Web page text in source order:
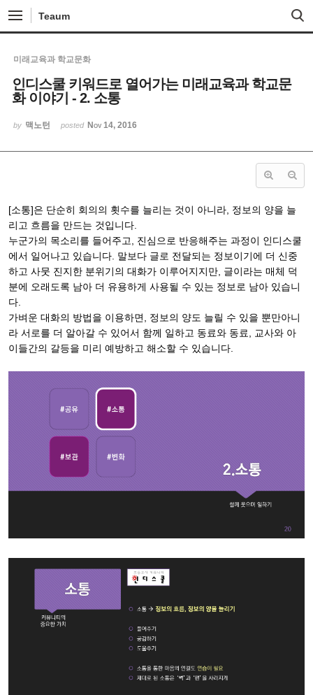
Teaum
미래교육과 학교문화
인디스쿨 키워드로 열어가는 미래교육과 학교문
화 이야기 - 2. 소통
by 맥노턴 posted Nov 14, 2016
[소통]은 단순히 회의의 횟수를 늘리는 것이 아니라, 정보의 양을 늘
리고 흐름을 만드는 것입니다.
누군가의 목소리를 들어주고, 진심으로 반응해주는 과정이 인디스쿨
에서 일어나고 있습니다. 말보다 글로 전달되는 정보이기에 더 신중
하고 사뭇 진지한 분위기의 대화가 이루어지지만, 글이라는 매체 덕
분에 오래도록 남아 더 유용하게 사용될 수 있는 정보로 남아 있습니
다.
가벼운 대화의 방법을 이용하면, 정보의 양도 늘릴 수 있을 뿐만아니
라 서로를 더 알아갈 수 있어서 함께 일하고 동료와 동료, 교사와 아
이들간의 갈등을 미리 예방하고 해소할 수 있습니다.